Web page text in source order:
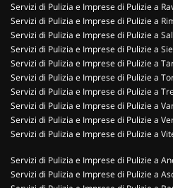
Servizi di Pulizia e Imprese di Pulizie a
Servizi di Pulizia e Imprese di Pulizie a
Servizi di Pulizia e Imprese di Pulizie a
Servizi di Pulizia e Imprese di Pulizie a
Servizi di Pulizia e Imprese di Pulizie a
Servizi di Pulizia e Imprese di Pulizie a
Servizi di Pulizia e Imprese di Pulizie a
Servizi di Pulizia e Imprese di Pulizie a
Servizi di Pulizia e Imprese di Pulizie a
Servizi di Pulizia e Imprese di Pulizie a
Servizi di Pulizia e Imprese di Pulizie a
Servizi di Pulizia e Imprese di Pulizie a